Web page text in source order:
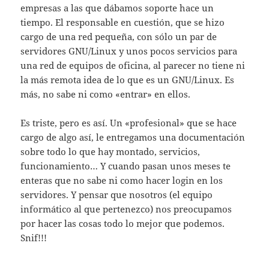
empresas a las que dábamos soporte hace un
tiempo. El responsable en cuestión, que se hizo
cargo de una red pequeña, con sólo un par de
servidores GNU/Linux y unos pocos servicios para
una red de equipos de oficina, al parecer no tiene ni
la más remota idea de lo que es un GNU/Linux. Es
más, no sabe ni como «entrar» en ellos.
Es triste, pero es así­. Un «profesional» que se hace
cargo de algo así­, le entregamos una documentación
sobre todo lo que hay montado, servicios,
funcionamiento… Y cuando pasan unos meses te
enteras que no sabe ni como hacer login en los
servidores. Y pensar que nosotros (el equipo
informático al que pertenezco) nos preocupamos
por hacer las cosas todo lo mejor que podemos.
Snif!!!